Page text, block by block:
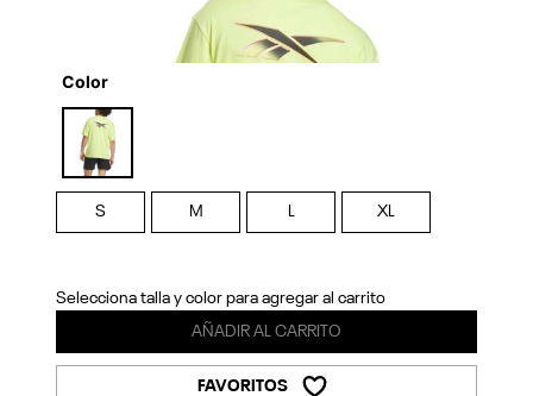
Previous
Color
selected
S M L XL
Selecciona talla y color para agregar al carrito
AÑADIR AL CARRITO
FAVORITOS